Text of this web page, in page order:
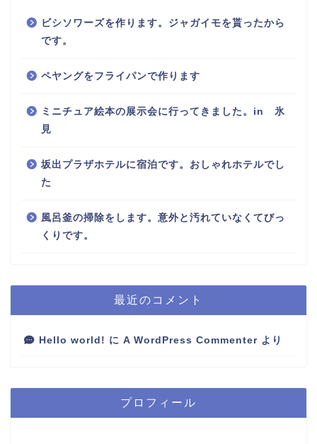
ビシソワーズを作ります。ジャガイモを貰ったから
です。
ペヤングをフライパンで作ります
ミニチュア絵本の展示会に行ってきました。in 氷
見
坂出プラザホテルに宿泊です。おしゃれホテルでし
た
風呂釜の掃除をします。意外と汚れていなくてびっ
くりです。
最近のコメント
Hello world! に A WordPress Commenter より
プロフィール